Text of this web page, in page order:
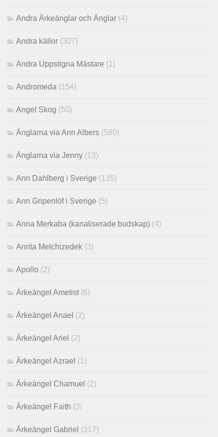
Andra Ärkeänglar och Änglar (4)
Andra källor (307)
Andra Uppstigna Mästare (1)
Andromeda (154)
Angel Skog (50)
Änglarna via Ann Albers (580)
Änglarna via Jenny (13)
Ann Dahlberg i Sverige (135)
Ann Gripenlöf i Sverige (5)
Anna Merkaba (kanaliserade budskap) (4)
Anrita Melchizedek (3)
Apollo (2)
Ärkeängel Ametist (6)
Ärkeängel Anael (2)
Ärkeängel Ariel (2)
Ärkeängel Azrael (1)
Ärkeängel Chamuel (2)
Ärkeängel Faith (3)
Ärkeängel Gabriel (317)